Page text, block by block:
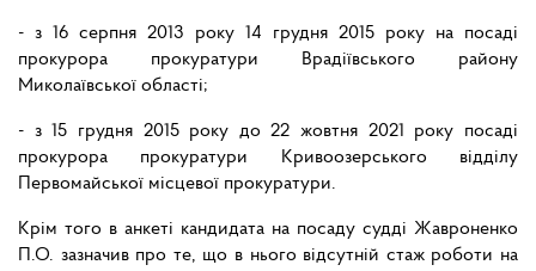
- з 16 серпня 2013 року 14 грудня 2015 року на посаді
прокурора прокуратури Врадіївського району
Миколаївської області;
- з 15 грудня 2015 року до 22 жовтня 2021 року посаді
прокурора прокуратури Кривоозерського відділу
Первомайської місцевої прокуратури.
Крім того в анкеті кандидата на посаду судді Жавроненко
П.О. зазначив про те, що в нього відсутній стаж роботи на